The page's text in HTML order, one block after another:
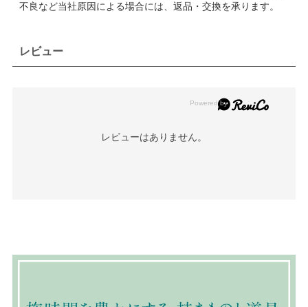
不良など当社原因による場合には、返品・交換を承ります。
レビュー
レビューはありません。